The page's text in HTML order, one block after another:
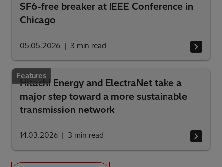
SF6-free breaker at IEEE Conference in
Chicago
05.05.2026 3 min read
Features
Hitachi Energy and ElectraNet take a
major step toward a more sustainable
transmission network
14.03.2026 3 min read